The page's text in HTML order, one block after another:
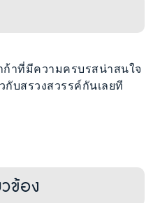
ก้าที่มีความครบรสน่าสนใจ
บสรวงสวรรค์กันเลยที
ข้อง